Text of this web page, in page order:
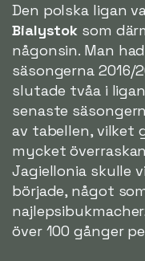
Den polska ligan
Bialystok som
någonsin. Man
säsongerna 2016/
slutade tvåa i
senaste
av tabellen, vilket
mycket
Jagiellonia skulle
började, något
över 100 gånger